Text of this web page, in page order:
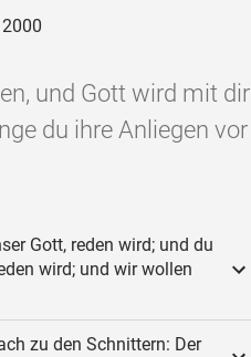
und Gott wird mit dir
du ihre Anliegen vor
Gott, reden wird; und du
wird; und wir wollen
zu den Schnittern: Der